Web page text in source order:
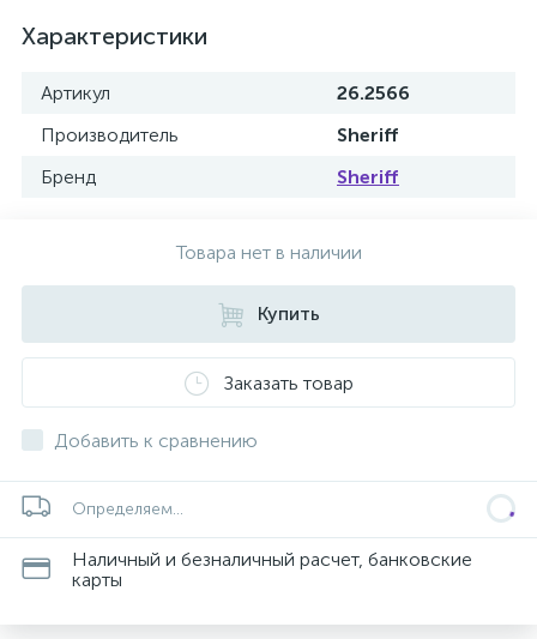
Характеристики
Артикул
26.2566
Производитель
Sheriff
Бренд
Sheriff
Товара нет в наличии
Купить
Заказать товар
Добавить к сравнению
Определяем...
Наличный и безналичный расчет, банковские
карты